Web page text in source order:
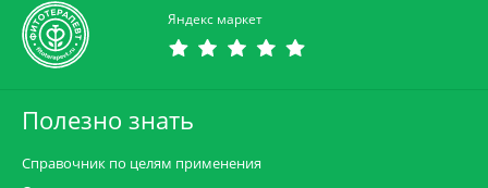
Яндекс маркет
Полезно знать
Справочник по целям применения